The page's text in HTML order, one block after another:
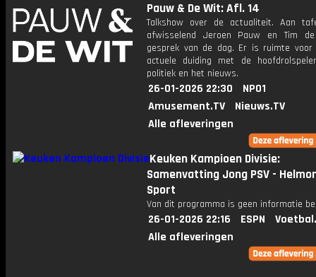
Pauw & De Wit: Afl. 14
Talkshow over de actualiteit. Aan
afwisselend Jeroen Pauw en Tim
gesprek van de dag. Er is ruimte
actuele duiding met de
politiek en het nieuws.
26-01-2026 22:30
NPO1
Amusement.TV
Nieuws.TV
Alle afleveringen
Keuken Kampioen Divisie:
Samenvatting Jong PSV -
Sport
Van dit programma is geen informatie
26-01-2026 22:16 ESPN
Alle afleveringen